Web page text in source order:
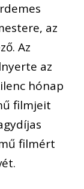
az
Az
az
hónap
filmjeit
filmért